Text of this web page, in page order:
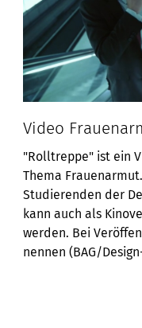
Video
"Rolltreppe" ist ein
Thema
Studierenden der
kann auch als
werden. Bei
nennen (BAG/